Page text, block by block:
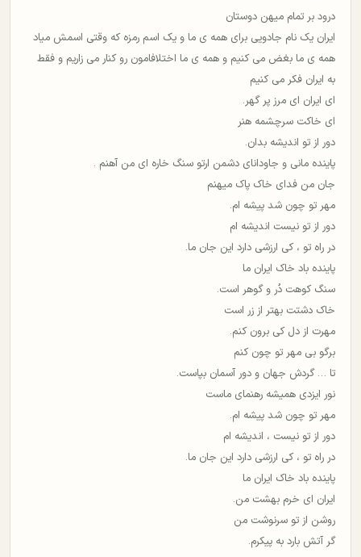
درود بر تمام میهن دوستان
ایران یک نام جادویی برای همه ی ما و یک اسم رمزه که وقتی اسمش میاد
همه ی ما بغض می کنیم و همه ی ما اختلافامون رو کنار می زاریم و فقط
به ایران فکر می کنیم
ای ایران ای مرز پر گهر.
ای خاکت سرچشمه هنر
دور از تو اندیشه بدان.
پاینده مانی و جاودانای دشمن ارتو سنگ خاره ای من آهنم .
جان من فدای خاک پاک میهنم
مهر تو چون شد پیشه ام.
دور از تو نیست اندیشه ام
در راه تو ، کی ارزشی دارد این جان ما.
پاینده باد خاک ایران ما
سنگ کوهت دُر و گوهر است.
خاک دشتت بهتر از زر است
مهرت از دل کی برون کنم.
برگو بی مهر تو چون کنم
تا … گردش جهان و دور آسمان بپاست.
نور ایزدی همیشه رهنمای ماست
مهر تو چون شد پیشه ام.
دور از تو نیست ، اندیشه ام
در راه تو ، کی ارزشی دارد این جان ما.
پاینده باد خاک ایران ما
ایران ای خرم بهشت من.
روشن از تو سرنوشت من
گر آتش بارد به پیکرم.